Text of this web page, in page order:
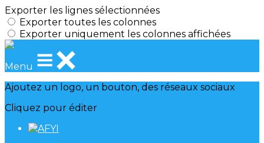
Exporter les lignes sélectionnées
Exporter toutes les colonnes
Exporter uniquement les colonnes affichées
Menu
Ajoutez un logo, un bouton, des réseaux sociaux
Cliquez pour éditer